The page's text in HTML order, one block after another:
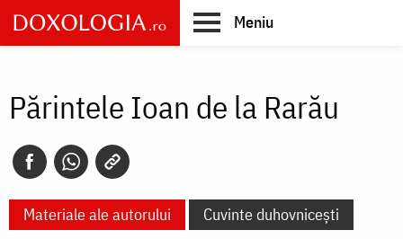
Skip
to
main
Meniu
Părintele Ioan de la Rarău
Materiale ale autorului Cuvinte duhovnicești